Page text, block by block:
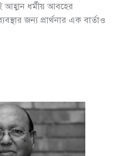
আহ্বান ধর্মীয় আবহের
জন্য প্রার্থনার এক বার্তাও